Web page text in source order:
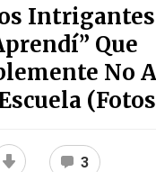
Intrigantes
Que
No
3